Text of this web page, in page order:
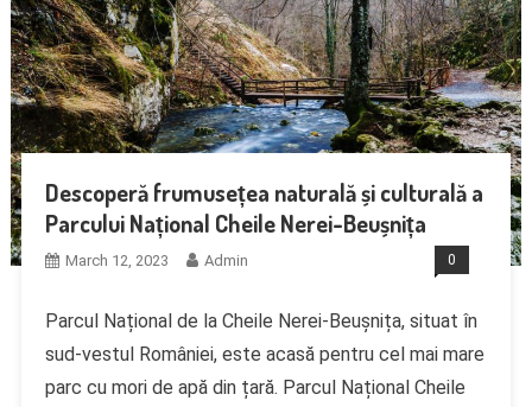
Descoperă frumusețea naturală și culturală a
Parcului Național Cheile Nerei-Beușnița
March 12, 2023 Admin 0
Parcul Național de la Cheile Nerei-Beușnița, situat în
sud-vestul României, este acasă pentru cel mai mare
parc cu mori de apă din țară. Parcul Național Cheile